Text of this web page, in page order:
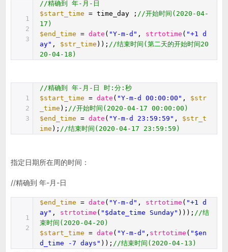
1
2
3
//精确到 年-月-日
$start_time = time_day ; //开始时间(2020-04-
17)
$end_time = date ( "Y-m-d" , strtotime ( "+1 d
ay" , $str_time )); //结束时间(第二天的开始时间20
20-04-18)
1
2
3
//精确到 年-月-日 时:分:秒
$start_time = date ( "Y-m-d 00:00:00" , $str
_time ); //开始时间(2020-04-17 00:00:00)
$end_time = date ( "Y-m-d 23:59:59" , $str_t
ime ); //结束时间(2020-04-17 23:59:59)
指定日期所在周的时间：
//精确到 年-月-日
1
2
$end_time = date ( "Y-m-d" , strtotime ( "+1 d
ay" , strtotime ( "$date_time Sunday" ))); //结
束时间(2020-04-20)
$start_time = date ( "Y-m-d" , strtotime ( "$en
d_time -7 days" )); //结束时间(2020-04-13)